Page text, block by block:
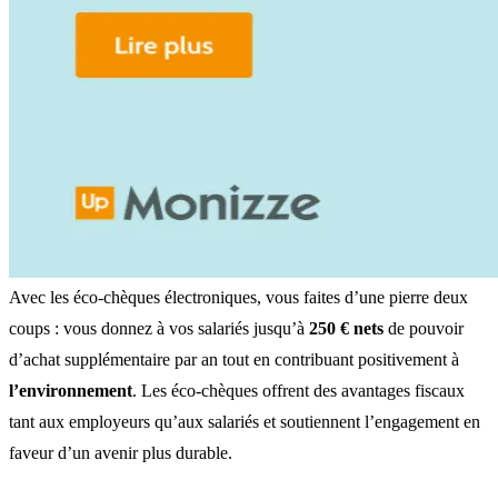
Avec les éco-chèques électroniques, vous faites d’une pierre deux
coups : vous donnez à vos salariés jusqu’à 250 € nets de pouvoir
d’achat supplémentaire par an tout en contribuant positivement à
l’environnement. Les éco-chèques offrent des avantages fiscaux
tant aux employeurs qu’aux salariés et soutiennent l’engagement en
faveur d’un avenir plus durable.